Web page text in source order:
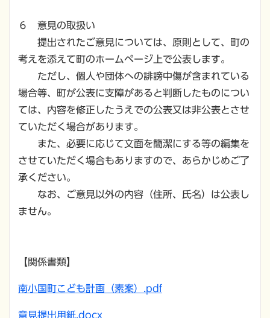
６ 意見の取扱い
提出されたご意見については、原則として、町の
考えを添えて町のホームページ上で公表します。
ただし、個人や団体への誹謗中傷が含まれている
場合等、町が公表に支障があると判断したものについ
ては、内容を修正したうえでの公表又は非公表とさせ
ていただく場合があります。
また、必要に応じて文面を簡潔にする等の編集を
させていただく場合もありますので、あらかじめご了
承ください。
なお、ご意見以外の内容（住所、氏名）は公表し
ません。
【関係書類】
南小国町こども計画（素案）.pdf
意見提出用紙.docx